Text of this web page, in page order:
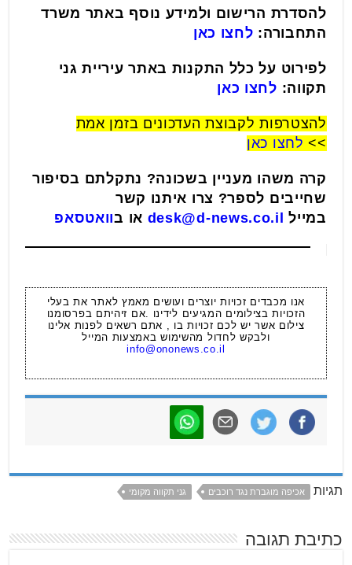
להסדרת הרישום ולמידע נוסף באתר משרד
התחבורה: לחצו כאן
לפירוט על כלל התקנות באתר עיריית גני
תקווה: לחצו כאן
להצטרפות לקבוצת העדכונים בזמן אמת
>> לחצו כאן
קרה משהו מעניין בשכונה? נתקלתם בסיפור
שחייבים לספר? צרו איתנו קשר
במייל
desk@d-news.co.il או בוואטסאפ
אנו מכבדים זכויות יוצרים ועושים מאמץ לאתר את בעלי
הזכויות בצילומים המגיעים לידינו .אם זיהיתם בפרסומנו
צילום אשר יש לכם זכויות בו , אתם רשאים לפנות אלינו
ולבקש לחדול מהשימוש באמצעות המייל
info@ononews.co.il
תגיות אכיפה מוגברת נגד רוכבים גני תקווה מקומי
כתיבת תגובה